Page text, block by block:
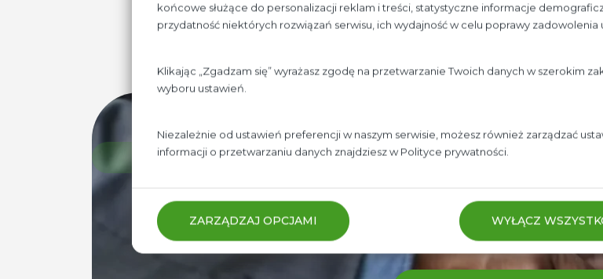
końcowe służące do personalizacji reklam i treści, statystyczne informacje
przydatność niektórych rozwiązań serwisu, ich wydajność w celu poprawy zadowolenia
Klikając „Zgadzam się” wyrażasz zgodę na przetwarzanie Twoich danych w szerokim
wyboru ustawień.
Niezależnie od ustawień preferencji w naszym serwisie, możesz również zarządzać
informacji o przetwarzaniu danych znajdziesz w Polityce prywatności.
ZARZĄDZAJ OPCJAMI WYŁĄCZ
Współpraca
Jeżeli prowadzisz sklep lub hurotwnię i chciałbyś aby produkty firmy
lub zadzwoń. Naszym stałym kontrahentom oferujemy najniższe